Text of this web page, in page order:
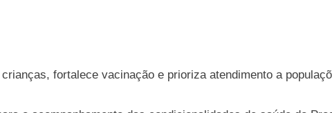
fortalece vacinação e prioriza atendimento a